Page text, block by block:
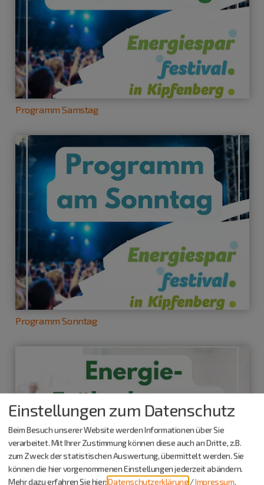
Programm Samstag
Programm Sonntag
Einstellungen zum Datenschutz
Beim Besuch unserer Website werden Informationen über Sie
verarbeitet. Mit Ihrer Zustimmung können diese auch an Dritte, z.B.
zum Zweck der statistischen Auswertung, übermittelt werden. Sie
können die hier vorgenommenen Einstellungen jederzeit abändern.
Mehr dazu erfahren Sie hier:Datenschutzerklärung /Impressum.